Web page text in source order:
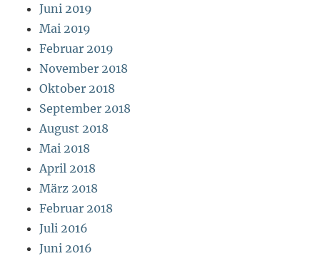
Juni 2019
Mai 2019
Februar 2019
November 2018
Oktober 2018
September 2018
August 2018
Mai 2018
April 2018
März 2018
Februar 2018
Juli 2016
Juni 2016